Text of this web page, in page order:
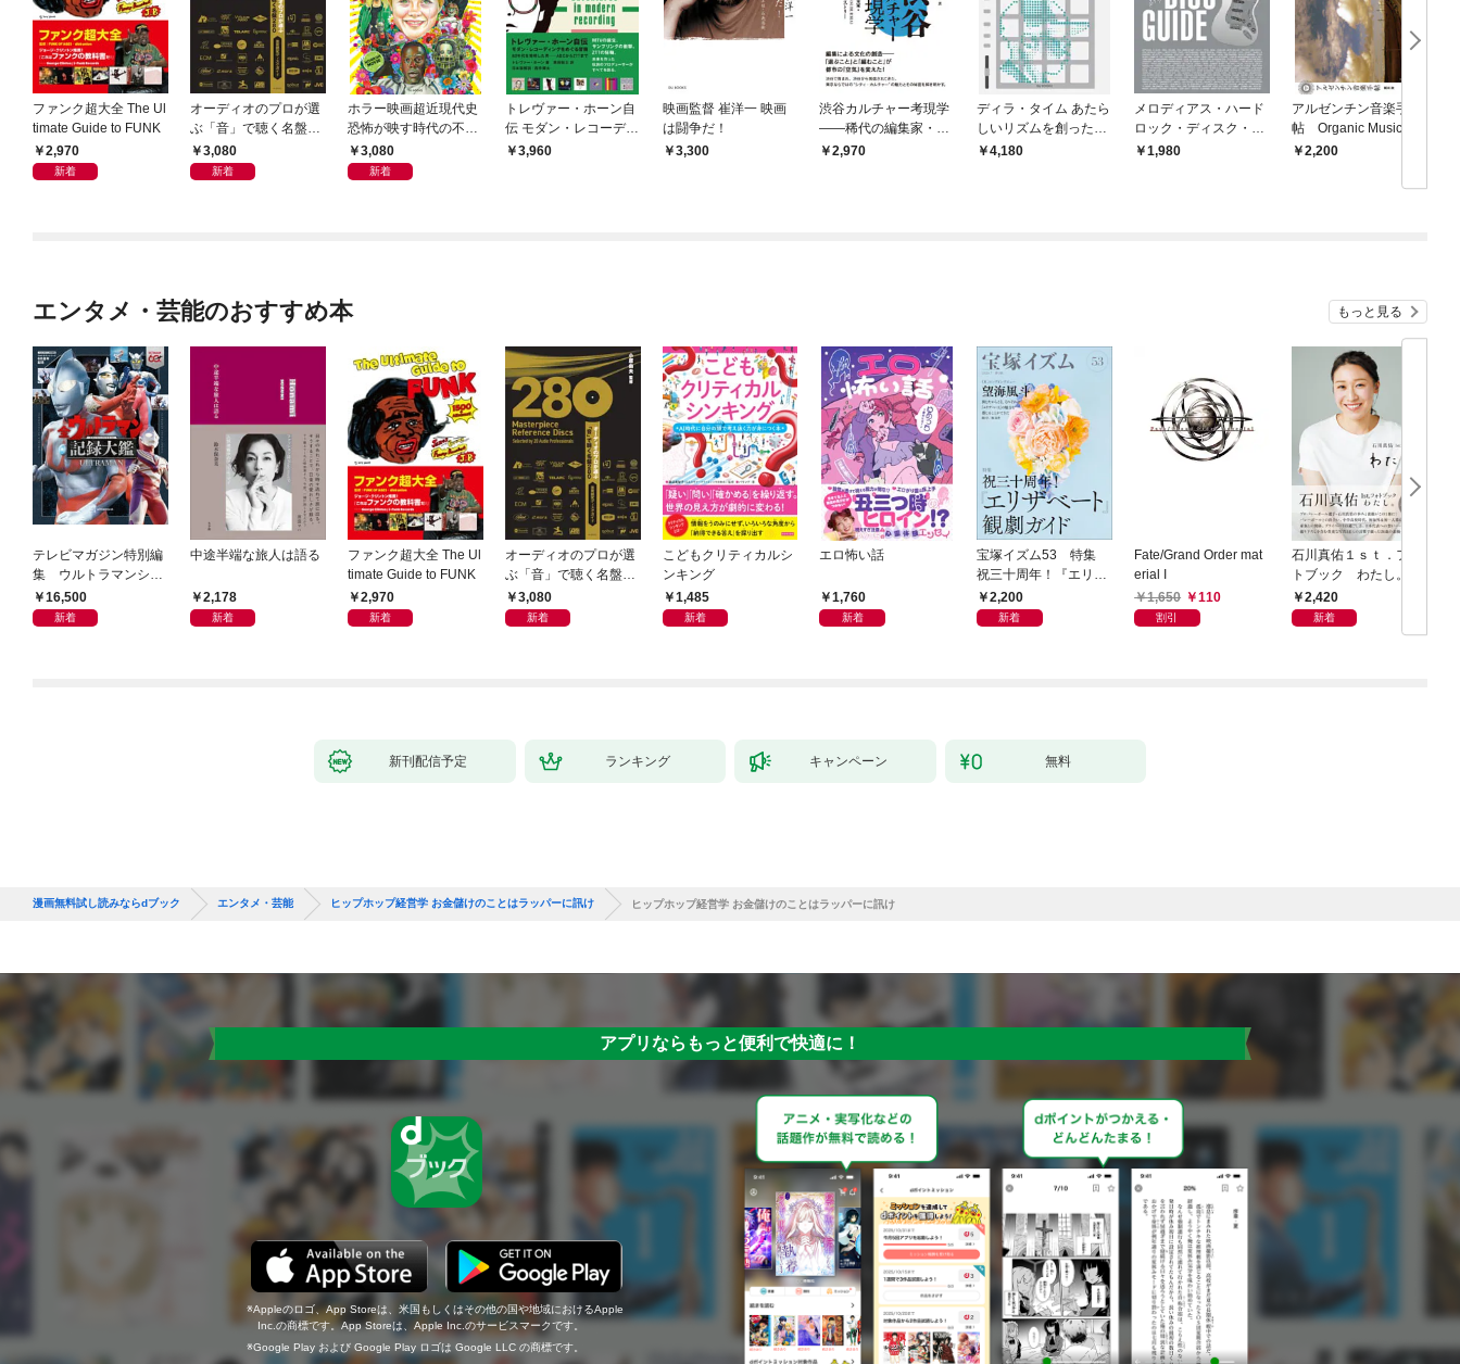
ファンク超大全 The Ul
timate Guide to FUNK
2,970
新着
オーディオのプロが選
ぶ「音」で聴く名盤28
0——音質探究ディス
クガイド
3,080
新着
ホラー映画超近現代史
恐怖が映す時代の不安
と欲望
3,080
新着
トレヴァー・ホーン自
伝 モダン・レコーディ
ングをめぐる冒険 80
3,960
映画監督 崔洋一 映画
は闘争だ！
3,300
渋谷カルチャー考現学
——稀代の編集家・橋
本徹(SUBURBIA)ライ
2,970
ディラ・タイム あたら
しいリズムを創ったヒ
ップホップ・プロデュ
4,180
メロディアス・ハード
ロック・ディスク・ガ
イド1,980
アルゼンチン音楽手
帖 Organic Music of
Argentina
2,200
エンタメ・芸能のおすすめ本 もっと見る
テレビマガジン特別編
集 ウルトラマンシリ
ーズ６０周年記念 全
ウルトラマン記録大鑑
16,500
新着
中途半端な旅人は語る
2,178
新着
ファンク超大全 The Ul
timate Guide to FUNK
2,970
新着
オーディオのプロが選
ぶ「音」で聴く名盤28
0——音質探究ディス
クガイド
3,080
新着
こどもクリティカルシ
ンキング
1,485
新着
エロ怖い話
1,760
新着
宝塚イズム53 特集
祝三十周年！『エリザ
ベート』観劇ガイド
2,200
新着
Fate/Grand Order mat
erial I
1,650
110
割引
石川真佑１ｓｔ．フォ
トブック わたし。
2,420
新着
新刊配信予定 ランキング キャンペーン 無料
漫画無料試し読みならdブック エンタメ・芸能 ヒップホップ経営学 お金儲けのことはラッパーに訊け ヒップホップ経営学 お金儲けのことはラッパーに訊け
アプリならもっと便利で快適に！
Appleのロゴ、App Storeは、米国もしくはその他の国や地域におけるApple
Inc.の商標です。App Storeは、Apple Inc.のサービスマークです。
Google Play および Google Play ロゴは Google LLC の商標です。